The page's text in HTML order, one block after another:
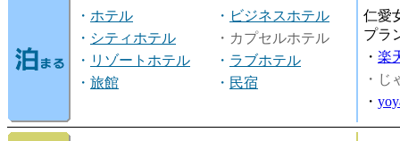
・ ホテル ・ ビジネスホテル
・ シティホテル
・カプセルホテル
・ リゾートホテル ・ ラブホテル
・ 旅館 ・ 民宿
仁愛
プラ
・ 楽
・じ
・